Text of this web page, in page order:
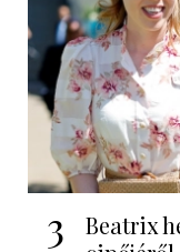
3
Beatrix